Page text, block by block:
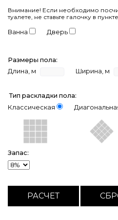
Внимание! Если необходимо
туалете, не ставьте галочку в
Ванна Дверь
Размеры пола:
Длина, м
Ширина, м
Тип раскладки пола:
Классическая
Запас: